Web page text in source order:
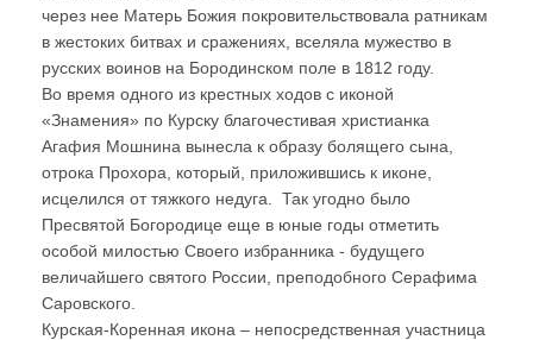
через нее Матерь Божия покровительствовала ратникам
в жестоких битвах и сражениях, вселяла мужество в
русских воинов на Бородинском поле в 1812 году.
Во время одного из крестных ходов с иконой
«Знамения» по Курску благочестивая христианка
Агафия Мошнина вынесла к образу болящего сына,
отрока Прохора, который, приложившись к иконе,
исцелился от тяжкого недуга. Так угодно было
Пресвятой Богородице еще в юные годы отметить
особой милостью Своего избранника - будущего
величайшего святого России, преподобного Серафима
Саровского.
Курская-Коренная икона – непосредственная участница